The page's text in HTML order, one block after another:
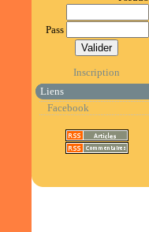
Pass
Inscription
Liens
Facebook